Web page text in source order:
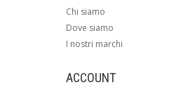
Chi siamo
Dove siamo
I nostri marchi
ACCOUNT